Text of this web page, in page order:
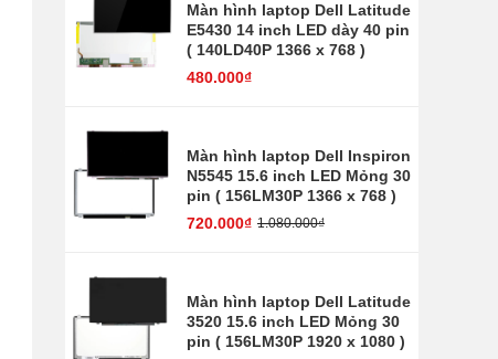
Màn hình laptop Dell Latitude
E5430 14 inch LED dày 40 pin
( 140LD40P 1366 x 768 )
480.000₫
Màn hình laptop Dell Inspiron
N5545 15.6 inch LED Mỏng 30
pin ( 156LM30P 1366 x 768 )
720.000₫ 1.080.000₫
Màn hình laptop Dell Latitude
3520 15.6 inch LED Mỏng 30
pin ( 156LM30P 1920 x 1080 )